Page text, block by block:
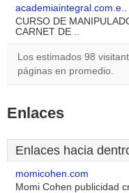
academiaintegral.com.e..
CURSO DE
CARNET DE ..
Los estimados 98
páginas en promedio.
Enlaces
Enlaces hacia
momicohen.com
Momi Cohen publicidad